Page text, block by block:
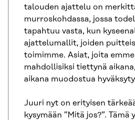
talouden ajattelu on
murroskohdassa, jossa
tapahtuu vasta, kun
ajattelumallit, joiden
toimimme. Asiat, joita
mahdollisiksi tiettynä
aikana muodostua
Juuri nyt on erityisen
kysymään ”Mitä jos?”.